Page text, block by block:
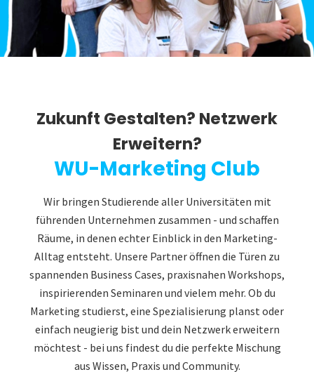
Zukunft Gestalten? Netzwerk
Erweitern?
WU-Marketing Club
Wir bringen Studierende aller Universitäten mit
führenden Unternehmen zusammen - und schaffen
Räume, in denen echter Einblick in den Marketing-
Alltag entsteht. Unsere Partner öffnen die Türen zu
spannenden Business Cases, praxisnahen Workshops,
inspirierenden Seminaren und vielem mehr. Ob du
Marketing studierst, eine Spezialisierung planst oder
einfach neugierig bist und dein Netzwerk erweitern
möchtest - bei uns findest du die perfekte Mischung
aus Wissen, Praxis und Community.